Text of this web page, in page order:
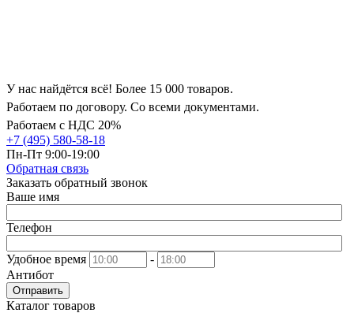
У нас найдётся всё! Более 15 000 товаров.
Работаем по договору. Со всеми документами.
Работаем с НДС 20%
+7 (495) 580-58-18
Пн-Пт 9:00-19:00
Обратная связь
Заказать обратный звонок
Ваше имя
Телефон
Удобное время
-
Антибот
Отправить
Каталог товаров